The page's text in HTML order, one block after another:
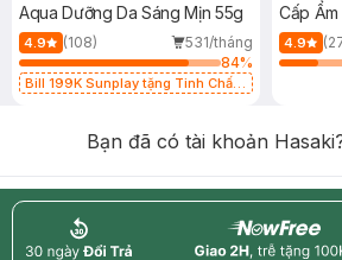
Aqua Dưỡng Da Sáng Mịn 55g
4.9 (108)
531/tháng
84%
Bill 199K Sunplay tặng Tinh Chất
Cấp
4.9
Bạn đã có tài khoản